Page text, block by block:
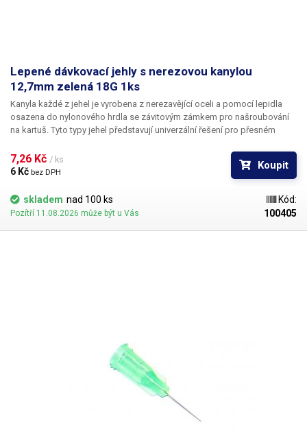
Lepené dávkovací jehly s nerezovou kanylou
12,7mm zelená 18G 1ks
Kanyla každé z jehel je vyrobena z nerezavějící oceli a pomocí lepidla
osazena do nylonového hrdla se závitovým zámkem pro našroubování
na kartuš. Tyto typy jehel představují univerzální řešení pro přesném
silikony, epoxidy, lepidla... Každá z jehel je vybavena dvojitým závitem a
zámkovým systémem ke spolehlivému a rychlému uchycení
7,26 Kč / ks
6 Kč bez DPH
Koupit
skladem nad 100 ks
Pozítří 11.08.2026 může být u Vás
Kód:
100405